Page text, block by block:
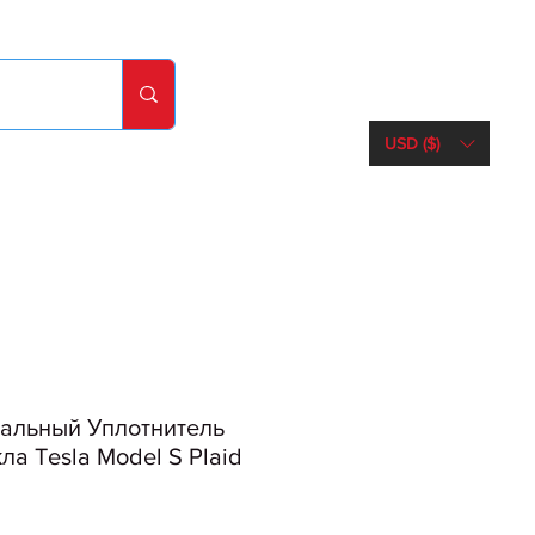
USD ($)
Уплотнитель
Tesla Model S Plaid